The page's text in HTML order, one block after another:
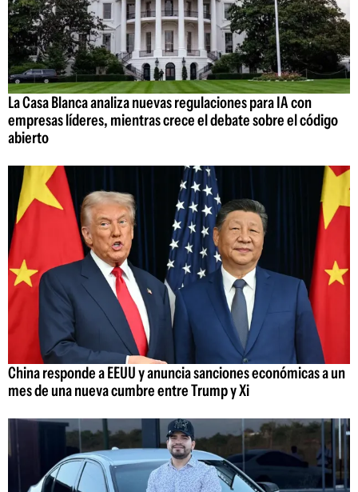
La Casa Blanca analiza nuevas regulaciones para IA con
empresas líderes, mientras crece el debate sobre el código
abierto
China responde a EEUU y anuncia sanciones económicas a un
mes de una nueva cumbre entre Trump y Xi